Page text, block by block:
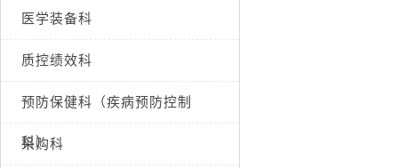
医学装备科
质控绩效科
预防保健科（疾病预防控制
科）
采购科